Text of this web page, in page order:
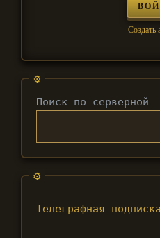
Создать
Поиск по серверной
Телеграфная подписка